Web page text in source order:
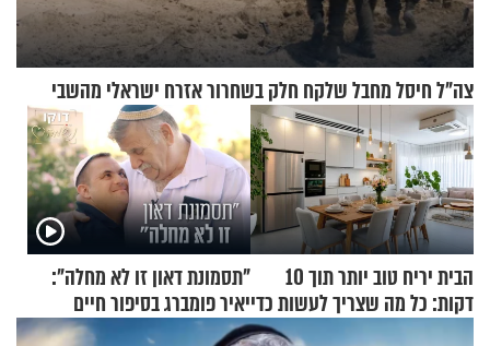
צה"ל חיסל מחבל שלקח חלק בשחרור אזרח ישראלי מהשבי
הבית יריח טוב יותר תוך 10
דקות: כל מה שצריך לעשות כדי
לרענן את הבית
"תסמונת דאון זו לא מחלה":
יאיר פומברג בסיפור חיים
מעורר השראה